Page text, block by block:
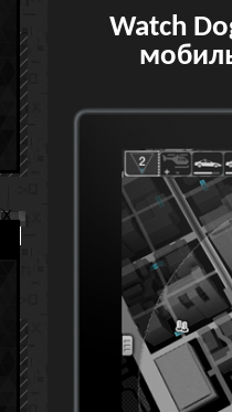
Watch